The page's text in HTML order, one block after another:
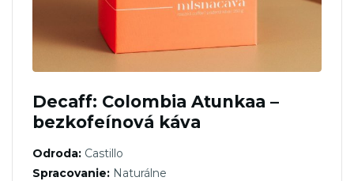
Decaff: Colombia Atunkaa –
bezkofeínová káva
Odroda: Castillo
Spracovanie: Naturálne